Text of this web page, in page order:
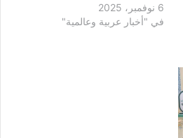
6 نوفمبر، 2025
في "أخبار عربية وعالمية"